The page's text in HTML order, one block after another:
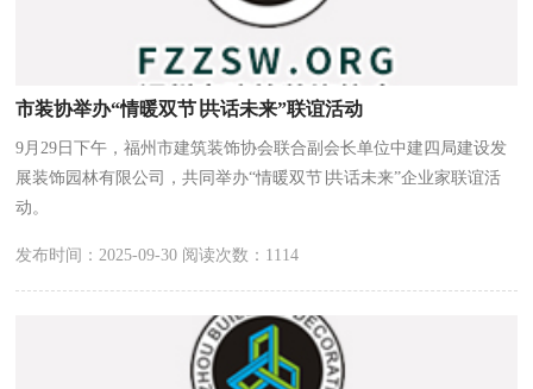
市装协举办“情暖双节∣共话未来”联谊活动
9月29日下午，福州市建筑装饰协会联合副会长单位中建四局建设发
展装饰园林有限公司，共同举办“情暖双节∣共话未来”企业家联谊活
动。
发布时间：2025-09-30 阅读次数：1114